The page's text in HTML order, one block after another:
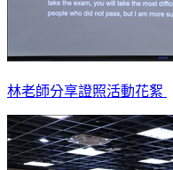
林老師分享證照活動花絮